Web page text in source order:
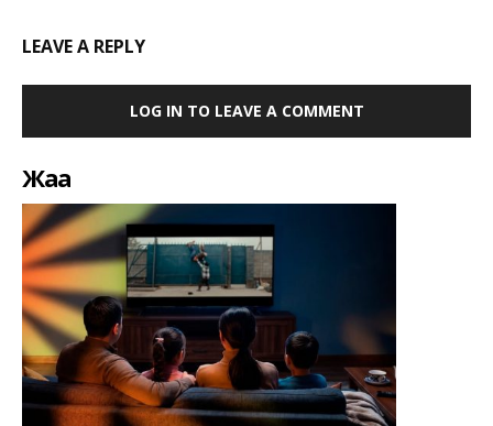
LEAVE A REPLY
LOG IN TO LEAVE A COMMENT
Жаңа